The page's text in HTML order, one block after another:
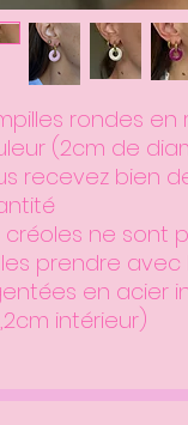
rondes en
(2cm de
recevez bien
créoles ne sont
prendre avec
en acier
intérieur)